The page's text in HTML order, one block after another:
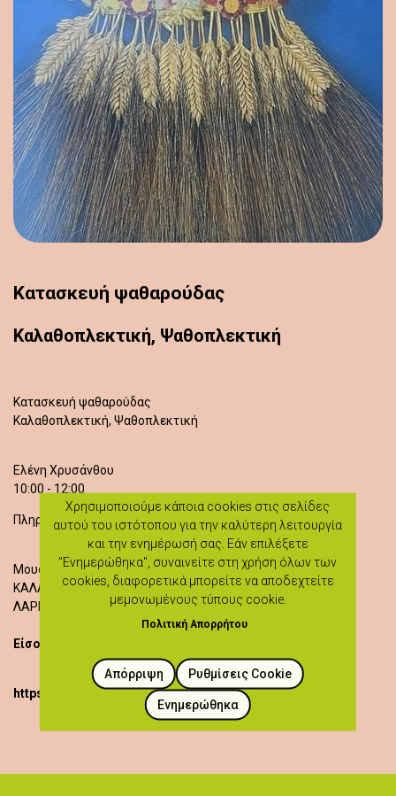
Κατασκευή ψαθαρούδας
Καλαθοπλεκτική, Ψαθοπλεκτική
Κατασκευή ψαθαρούδας
Καλαθοπλεκτική, Ψαθοπλεκτική
Ελένη Χρυσάνθου
10:00 - 12:00
Πληροφορίες: 94001870
Μουσείο Καλαβασού
ΚΑΛΑΒΑΣΟΣ
ΛΑΡΝΑΚΑ
Είσοδος δωρεάν
https://heartlandoflegends.com/workshops/
Χρησιμοποιούμε κάποια cookies στις σελίδες
αυτού του ιστότοπου για την καλύτερη λειτουργία
και την ενημέρωσή σας. Εάν επιλέξετε
"Ενημερώθηκα", συναινείτε στη χρήση όλων των
cookies, διαφορετικά μπορείτε να αποδεχτείτε
μεμονωμένους τύπους cookie.
Πολιτική Απορρήτου
Ρυθμίσεις Cookie
Απόρριψη
Ενημερώθηκα